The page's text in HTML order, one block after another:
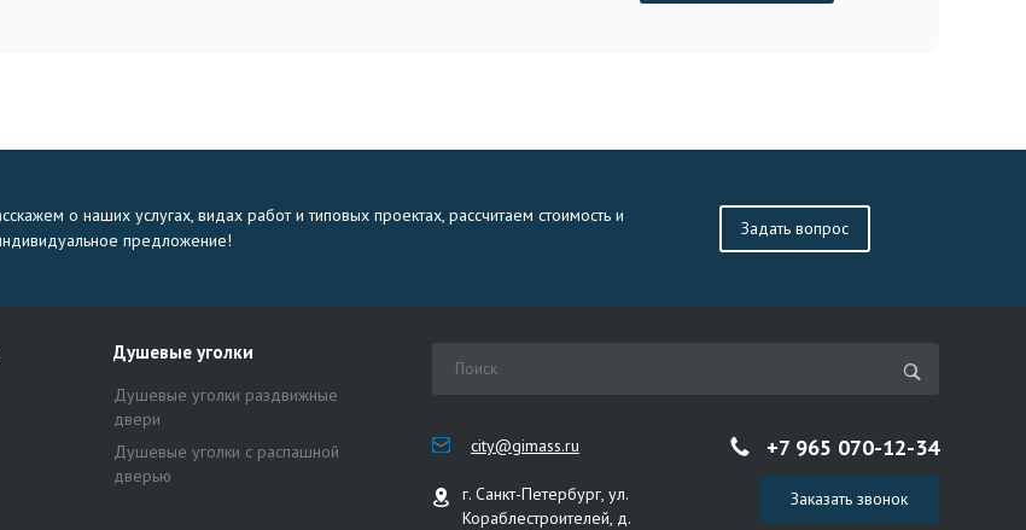
о наших услугах, видах работ и типовых проектах, рассчитаем стоимость и
предложение!
Задать вопрос
Душевые уголки
Душевые уголки раздвижные
двери
Душевые уголки с распашной
дверью
city@gimass.ru
г. Санкт-Петербург, ул.
Кораблестроителей, д.
+7 965 070-12-34
Заказать звонок